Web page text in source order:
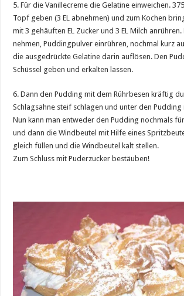
5. Für die Vanillecreme die Gelatine einweichen.
Topf geben (3 EL abnehmen) und zum Kochen
mit 3 gehäuften EL Zucker und 3 EL Milch
nehmen, Puddingpulver einrühren, nochmal kurz
die ausgedrückte Gelatine darin auflösen. Den
Schüssel geben und erkalten lassen.
6. Dann den Pudding mit dem Rührbesen kräftig
Schlagsahne steif schlagen und unter den Pudding
Nun kann man entweder den Pudding nochmals
und dann die Windbeutel mit Hilfe eines
gleich füllen und die Windbeutel kalt stellen.
Zum Schluss mit Puderzucker bestäuben!